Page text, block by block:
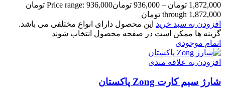
1,872,000 تومان –
936,000 تومان
Price range: 936,000 تومان
through 1,872,000 تومان
افزودن به سبد خرید این محصول دارای انواع مختلفی می باشد.
گزینه ها ممکن است در صفحه محصول انتخاب شوند
اتمام موجودی
افزودن به علاقه مندی
شارژ سیم کارت Zong پاکستان